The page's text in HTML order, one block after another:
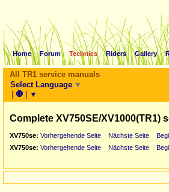
Home Forum Technics Riders Gallery
All TR1 service manuals
Select Language ▼
| 🛑 | ▼
Complete XV750SE/XV1000(TR1)
XV750se: Vorhergehende Seite Nächste Seite
XV750se: Vorhergehende Seite Nächste Seite